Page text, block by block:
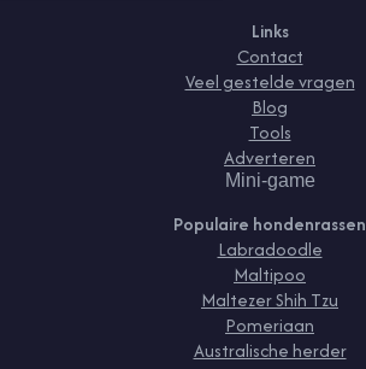
Links
Contact
Veel gestelde vragen
Blog
Tools
Adverteren
Mini-game
Populaire hondenrassen
Labradoodle
Maltipoo
Maltezer Shih Tzu
Pomeriaan
Australische herder